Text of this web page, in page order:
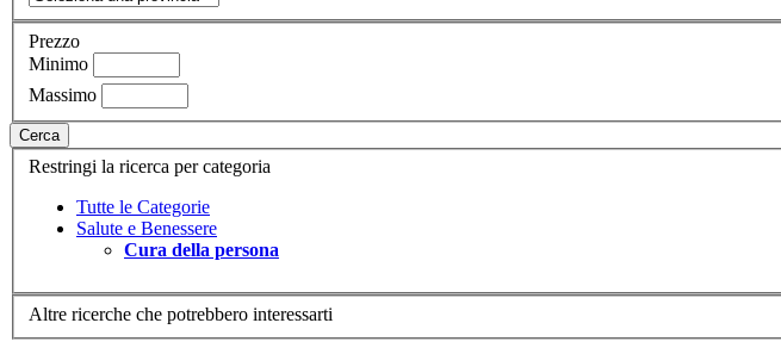
Prezzo
Minimo
Massimo
Cerca
Restringi la ricerca per categoria
Tutte le Categorie
Salute e Benessere
Cura della persona
Altre ricerche che potrebbero interessarti